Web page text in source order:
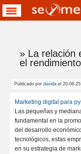
Te encuentras
» La relación
el
Publicado por davida el 20-06-25
Marketing digital para
Las pequeñas y
fundamental en la
del desarrollo
tecnológicos, estas
en su estrategia de